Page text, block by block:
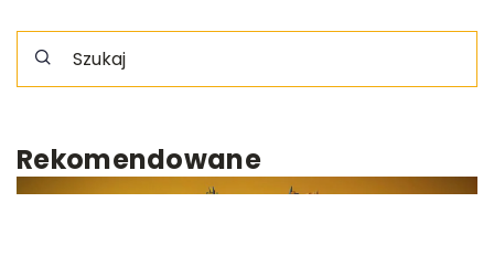
Rekomendowane